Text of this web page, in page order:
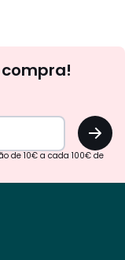
OK
de 10€ a cada 100€ de